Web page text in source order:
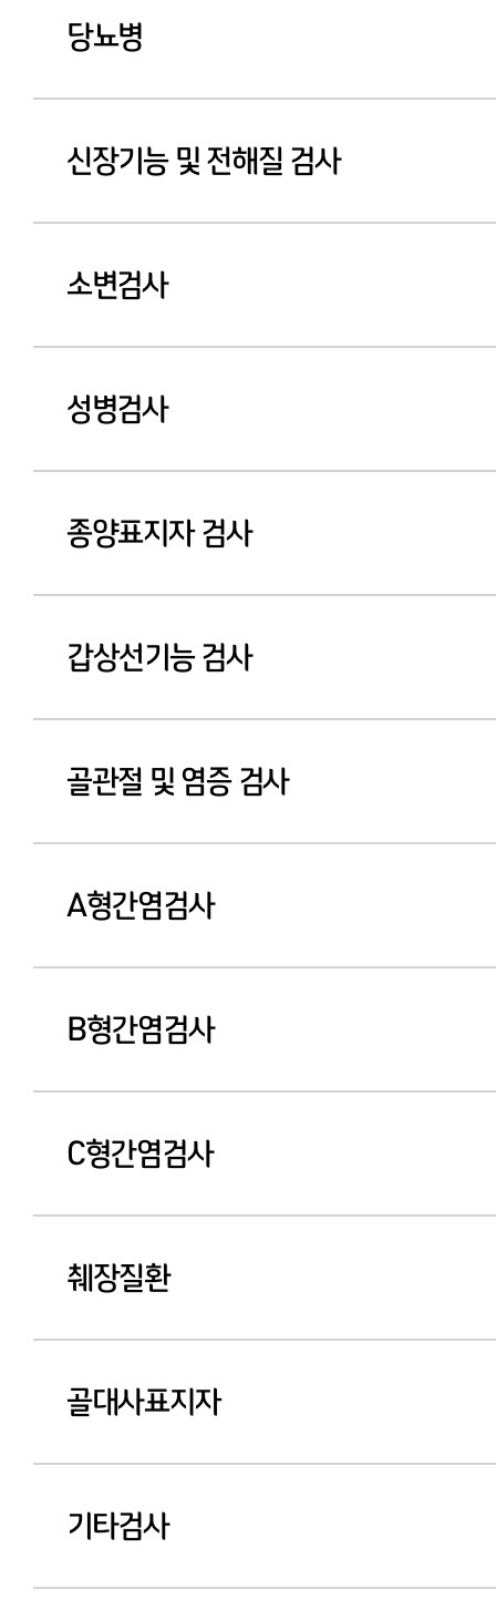
당뇨병
신장기능 및 전해질 검사
소변검사
성병검사
종양표지자 검사
갑상선기능 검사
골관절 및 염증 검사
A형간염검사
B형간염검사
C형간염검사
췌장질환
골대사표지자
기타검사